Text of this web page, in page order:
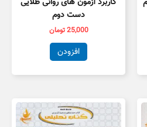
دست دوم
25,000تومان
افزودن